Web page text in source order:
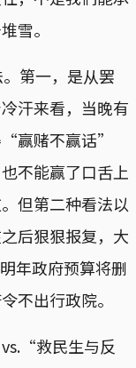
雪。
第一，是从罢
汗来看，当晚有
赢赌不赢话”
不能赢了口舌上
但第二种看法以
后狠狠报复，大
年政府预算将删
不出行政院。
救民生与反